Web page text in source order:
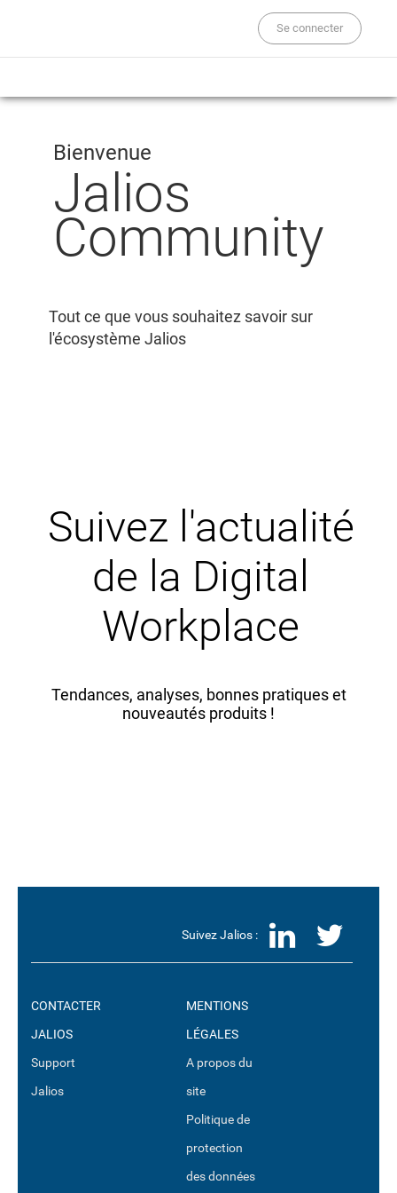
Se connecter
Bienvenue
Jalios
Community
Tout ce que vous souhaitez savoir sur
l'écosystème Jalios
Suivez l'actualité
de la Digital
Workplace
Tendances, analyses, bonnes pratiques et
nouveautés produits !
Suivez Jalios :
CONTACTER
JALIOS
Support
Jalios
MENTIONS
LÉGALES
A propos du
site
Politique de
protection
des données